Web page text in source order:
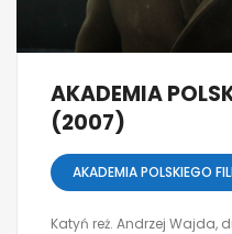
AKADEMIA
(2007)
AKADEMIA POLSKIEGO
Katyń reż. Andrzej Wajda,